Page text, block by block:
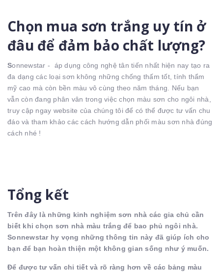
Chọn mua sơn trắng uy tín ở
đâu để đảm bảo chất lượng?
Sonnewstar - áp dụng công nghệ tân tiến nhất hiện nay tạo ra
đa dạng các loại sơn không những chống thấm tốt, tính thẩm
mỹ cao mà còn bền màu vô cùng theo năm tháng. Nếu bạn
vẫn còn đang phân vân trong việc chọn màu sơn cho ngôi nhà,
truy cập ngay website của chúng tôi để có thể được tư vấn chu
đáo và tham khảo các cách hướng dẫn phối màu sơn nhà đúng
cách nhé !
Tổng kết
Trên đây là những kinh nghiệm sơn nhà các gia chủ cần
biết khi chọn sơn nhà màu trắng để bao phủ ngôi nhà.
Sonnewstar hy vọng những thông tin này đã giúp ích cho
bạn để bạn hoàn thiện một không gian sống như ý muốn.
Để được tư vấn chi tiết và rõ ràng hơn về các bảng màu